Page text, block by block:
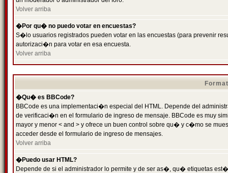
Volver arriba
�Por qu� no puedo votar en encuestas?
S�lo usuarios registrados pueden votar en las encuestas (para prevenir
autorizaci�n para votar en esa encuesta.
Volver arriba
�Qu� es BBCode?
BBCode es una implementaci�n especial del HTML. Depende del
de verificaci�n en el formulario de ingreso de mensaje. BBCode es muy
mayor y menor < and > y ofrece un buen control sobre qu� y c�mo se
acceder desde el formulario de ingreso de mensajes.
Volver arriba
�Puedo usar HTML?
Depende de si el administrador lo permite y de ser as�, qu� etiquetas